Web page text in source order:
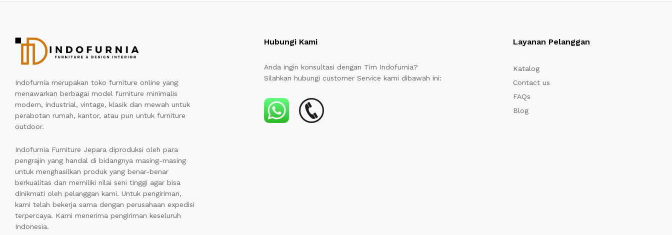
Indofurnia merupakan toko furniture online yang
menawarkan berbagai model furniture minimalis
modern, industrial, vintage, klasik dan mewah untuk
perabotan rumah, kantor, atau pun untuk furniture
outdoor.
Indofurnia Furniture Jepara diproduksi oleh para
pengrajin yang handal di bidangnya masing-masing
untuk menghasilkan produk yang benar-benar
berkualitas dan memiliki nilai seni tinggi agar bisa
dinikmati oleh pelanggan kami. Untuk pengiriman,
kami telah bekerja sama dengan perusahaan expedisi
terpercaya. Kami menerima pengiriman keseluruh
Indonesia.
Hubungi Kami
Anda ingin konsultasi dengan Tim Indofurnia?
Silahkan hubungi customer Service kami dibawah ini:
Layanan Pelanggan
Katalog
Contact us
FAQs
Blog